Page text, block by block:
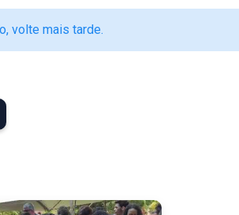
volte mais tarde.